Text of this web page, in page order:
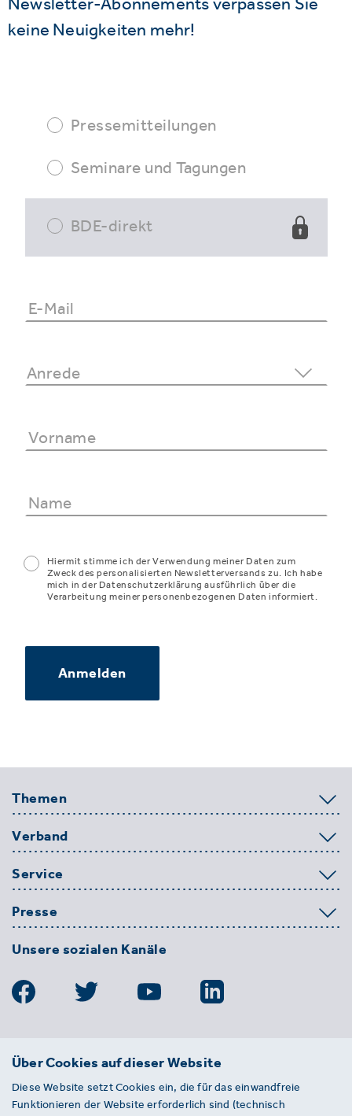
keine Neuigkeiten mehr!
Pressemitteilungen
Seminare und Tagungen
BDE-direkt
Hiermit stimme ich der Verwendung meiner Daten zum
Zweck des personalisierten Newsletterversands zu. Ich habe
mich in der Datenschutzerklärung ausführlich über die
Verarbeitung meiner personenbezogenen Daten informiert.
Anmelden
Themen
Verband
Service
Presse
Unsere sozialen Kanäle
BDE
Entsorgungs-, Wasser- und
Kreislaufwirtschaft e. V.
Über Cookies auf dieser Website
Diese Website setzt Cookies ein, die für das einwandfreie
Funktionieren der Website erforderlich sind (technisch